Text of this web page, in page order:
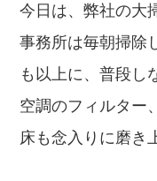
今日は、弊社の大
事務所は毎朝掃除
も以上に、普段し
空調のフィルター
床も念入りに磨き